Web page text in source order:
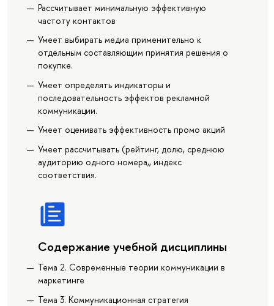
Рассчитывает минимальную эффективную
частоту контактов
Умеет выбирать медиа применительно к
отдельным составляющим принятия решения о
покупке.
Умеет определять индикаторы и
последовательность эффектов рекламной
коммуникации.
Умеет оценивать эффективность промо акций
Умеет рассчитывать (рейтинг, долю, среднюю
аудиторию одного номера,, индекс
соответствия.
Содержание учебной дисциплины
Тема 2. Современные теории коммуникации в
маркетинге
Тема 3. Коммуникационная стратегия